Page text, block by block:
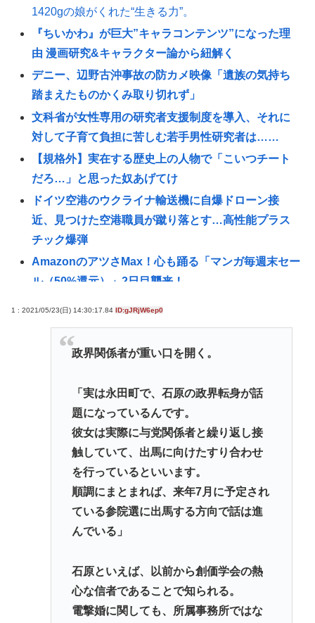
1420gの娘がくれた“生きる力”。
『ちいかわ』が巨大”キャラコンテンツ”になった理
由 漫画研究&キャラクター論から紐解く
デニー、辺野古沖事故の防カメ映像「遺族の気持ち
踏まえたものかくみ取り切れず」
文科省が女性専用の研究者支援制度を導入、それに
対して子育て負担に苦しむ若手男性研究者は……
【規格外】実在する歴史上の人物で「こいつチート
だろ…」と思った奴あげてけ
ドイツ空港のウクライナ輸送機に自爆ドローン接
近、見つけた空港職員が蹴り落とす…高性能プラス
チック爆弾
AmazonのアツさMax！心も踊る「マンガ毎週末セー
ル（50%還元）」2日目襲来！
シカ「全部喰った」 祭り中止 | シカたない
連が完全崩壊します。助けて下さい」
「非常に残念」高市総理と面会決定も…発言不可、
握手のみ 8月9日長崎の被爆体験者「何のために」 |
主催の長崎市に呼ばれたから行ってるんだろうに
杉田水脈ってまともなこと言ってるから叩かれるん
【NASA開発】3,980円の冷感ポンチョ、-15℃の謳い
文句にネット騒然
老けすぎている48歳だろと誹謗中傷
面接官「一番結婚したいVTuberは誰ですか？」👈ど
う答える？
1 : 2021/05/23(日) 14:30:17.84 ID:gJRjW6ep0
政界関係者が重い口を開く。
「実は永田町で、石原の政界転身が話
題になっているんです。
彼女は実際に与党関係者と繰り返し接
触していて、出馬に向けたすり合わせ
を行っているといいます。
順調にまとまれば、来年7月に予定され
ている参院選に出馬する方向で話は進
んでいる」
石原といえば、以前から創価学会の熱
心な信者であることで知られる。
電撃婚に関しても、所属事務所ではな